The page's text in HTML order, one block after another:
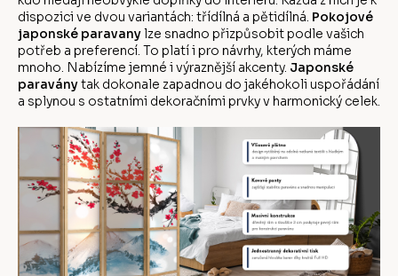
dispozici ve dvou variantách: třídílná a pětidílná. Pokojové
japonské paravanylze snadno přizpůsobit podle vašich
potřeb a preferencí. To platí i pro návrhy, kterých máme
mnoho. Nabízíme jemné i výraznější akcenty. Japonské
paraványtak dokonale zapadnou do jakéhokoli uspořádání
a splynou s ostatními dekoračními prvky v harmonický celek.